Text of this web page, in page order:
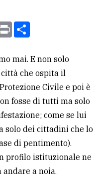
Print
mai. E non solo
che ospita il
Civile e poi è
fosse di tutti ma solo
come se lui
solo dei cittadini che lo
di pentimento).
profilo istituzionale ne
a noia.